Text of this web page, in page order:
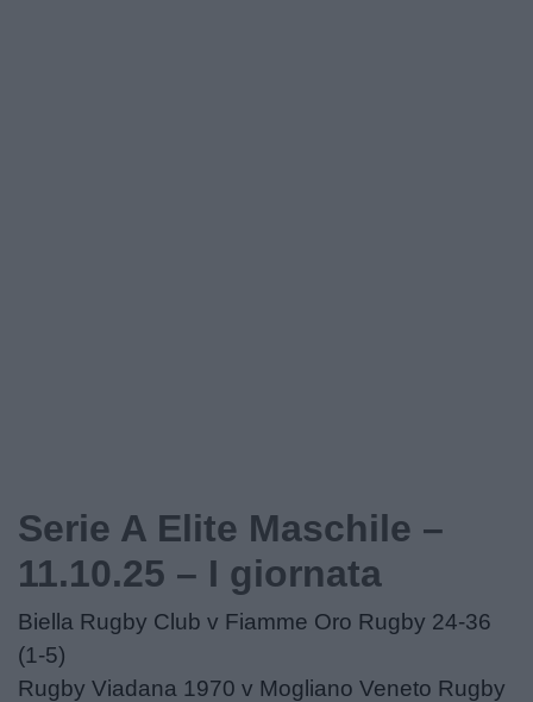
Serie A Elite Maschile –
11.10.25 – I giornata
Biella Rugby Club v Fiamme Oro Rugby 24-36
(1-5)
Rugby Viadana 1970 v Mogliano Veneto Rugby